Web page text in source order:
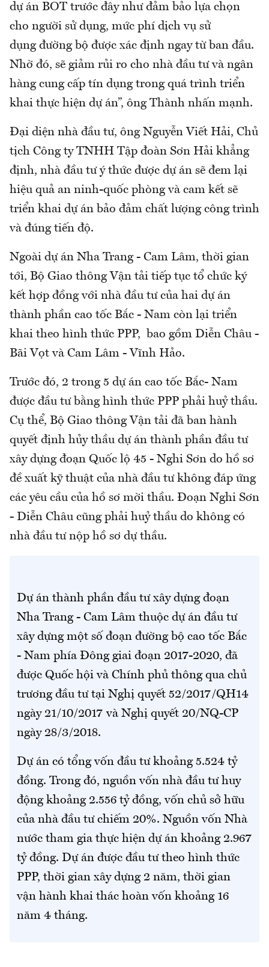
dự án BOT trước đây như đảm bảo lựa chọn
cho người sử dụng, mức phí dịch vụ sử
dụng đường bộ được xác định ngay từ ban đầu.
Nhờ đó, sẽ giảm rủi ro cho nhà đầu tư và ngân
hàng cung cấp tín dụng trong quá trình triển
khai thực hiện dự án”, ông Thành nhấn mạnh.
Đại diện nhà đầu tư, ông Nguyễn Viết Hải, Chủ
tịch Công ty TNHH Tập đoàn Sơn Hải khẳng
định, nhà đầu tư ý thức được dự án sẽ đem lại
hiệu quả an ninh-quốc phòng và cam kết sẽ
triển khai dự án bảo đảm chất lượng công trình
và đúng tiến độ.
Ngoài dự án Nha Trang - Cam Lâm, thời gian
tới, Bộ Giao thông Vận tải tiếp tục tổ chức ký
kết hợp đồng với nhà đầu tư của hai dự án
thành phần cao tốc Bắc - Nam còn lại triển
khai theo hình thức PPP, bao gồm Diễn Châu -
Bãi Vọt và Cam Lâm - Vĩnh Hảo.
Trước đó, 2 trong 5 dự án cao tốc Bắc- Nam
được đầu tư bằng hình thức PPP phải huỷ thầu.
Cụ thể, Bộ Giao thông Vận tải đã ban hành
quyết định hủy thầu dự án thành phần đầu tư
xây dựng đoạn Quốc lộ 45 - Nghi Sơn do hồ sơ
đề xuất kỹ thuật của nhà đầu tư không đáp ứng
các yêu cầu của hồ sơ mời thầu. Đoạn Nghi Sơn
- Diễn Châu cũng phải huỷ thầu do không có
nhà đầu tư nộp hồ sơ dự thầu.
Dự án thành phần đầu tư xây dựng đoạn
Nha Trang - Cam Lâm thuộc dự án đầu tư
xây dựng một số đoạn đường bộ cao tốc Bắc
- Nam phía Đông giai đoạn 2017-2020, đã
được Quốc hội và Chính phủ thông qua chủ
trương đầu tư tại Nghị quyết 52/2017/QH14
ngày 21/10/2017 và Nghị quyết 20/NQ-CP
ngày 28/3/2018.
Dự án có tổng vốn đầu tư khoảng 5.524 tỷ
đồng. Trong đó, nguồn vốn nhà đầu tư huy
động khoảng 2.556 tỷ đồng, vốn chủ sở hữu
của nhà đầu tư chiếm 20%. Nguồn vốn Nhà
nước tham gia thực hiện dự án khoảng 2.967
tỷ đồng. Dự án được đầu tư theo hình thức
PPP, thời gian xây dựng 2 năm, thời gian
vận hành khai thác hoàn vốn khoảng 16
năm 4 tháng.